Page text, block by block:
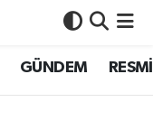
GÜNDEM